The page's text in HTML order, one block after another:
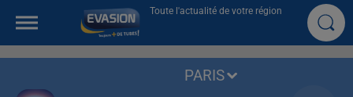
Toute l'actualité de votre région
PARIS